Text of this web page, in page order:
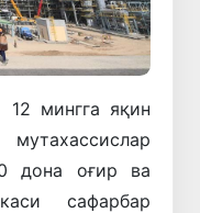
мингга яқин
дона оғир ва
сафарбар